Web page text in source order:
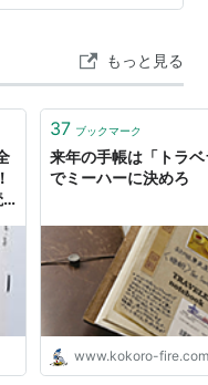
こ数年は、MDノー
って見たいとも思っ
アリー」が無難か
もっと見る
37 ブックマーク
来年の手帳は「トラ
でミーハーに決めろ
www.kokoro-